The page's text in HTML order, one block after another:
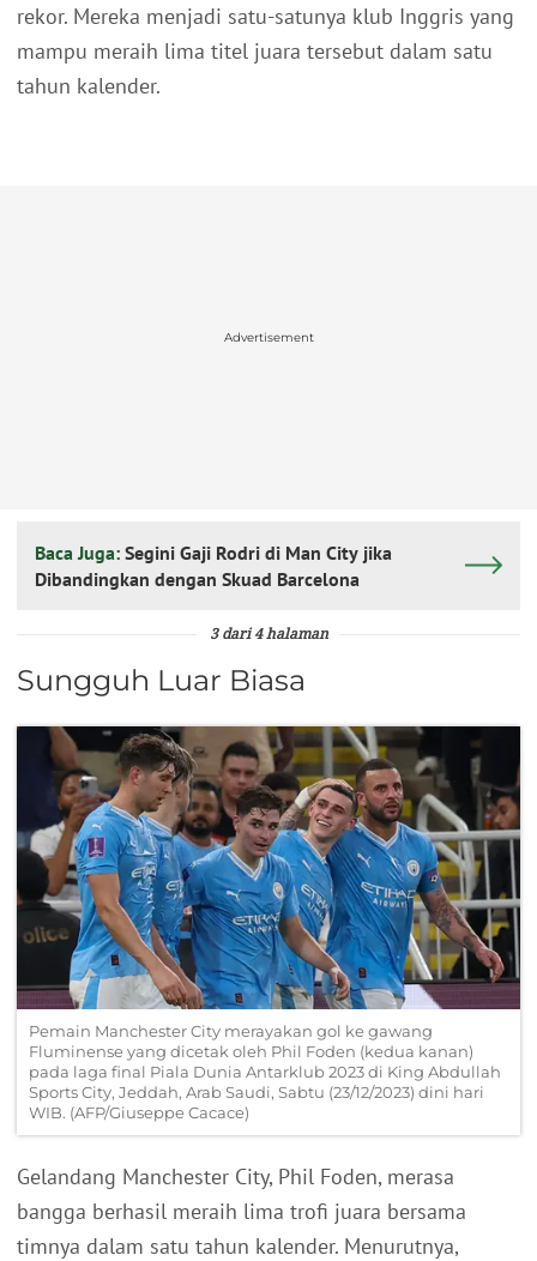
rekor. Mereka menjadi satu-satunya klub Inggris yang
mampu meraih lima titel juara tersebut dalam satu
tahun kalender.
Advertisement
Baca Juga: Segini Gaji Rodri di Man City jika
Dibandingkan dengan Skuad Barcelona
3 dari 4 halaman
Sungguh Luar Biasa
Pemain Manchester City merayakan gol ke gawang
Fluminense yang dicetak oleh Phil Foden (kedua kanan)
pada laga final Piala Dunia Antarklub 2023 di King Abdullah
Sports City, Jeddah, Arab Saudi, Sabtu (23/12/2023) dini hari
WIB. (AFP/Giuseppe Cacace)
Gelandang Manchester City, Phil Foden, merasa
bangga berhasil meraih lima trofi juara bersama
timnya dalam satu tahun kalender. Menurutnya,